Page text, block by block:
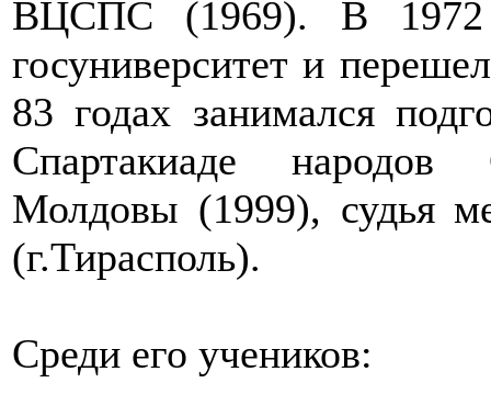
ВЦСПС (1969). В 1972
госуниверситет и
83 годах занимался
Спартакиаде
Молдовы (1999), судья
(г.Тирасполь).
Среди его учеников: